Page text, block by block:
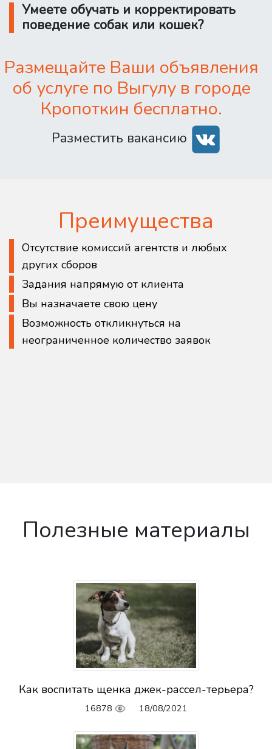
Умеете обучать и корректировать
поведение собак или кошек?
Размещайте Ваши объявления
об услуге по Выгулу в городе
Кропоткин бесплатно.
Разместить вакансию
Преимущества
Отсутствие комиссий агентств и любых
других сборов
Задания напрямую от клиента
Вы назначаете свою цену
Возможность откликнуться на
неограниченное количество заявок
Полезные материалы
Как воспитать щенка джек-рассел-терьера?
16878 18/08/2021